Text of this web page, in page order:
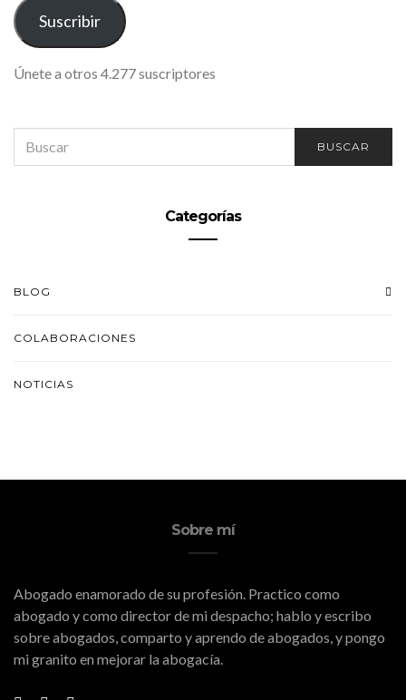
ELECTRÓNICO
Suscribir
Únete a otros 4.277 suscriptores
FOR:
BUSCAR
Categorías
BLOG
COLABORACIONES
NOTICIAS
Sobre mí
Abogado enamorado de su profesión. Practico como
abogado y como director de mi despacho; hablo y escribo
sobre abogados, comparto y aprendo de abogados, y pongo
mi granito en mejorar la abogacía.